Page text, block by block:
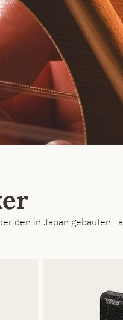
den in Japan gebauten